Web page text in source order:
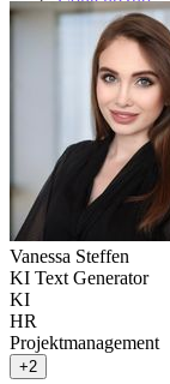
Vanessa Steffen
Vanessa Steffen
KI Text Generator
KI
HR
Projektmanagement
+2